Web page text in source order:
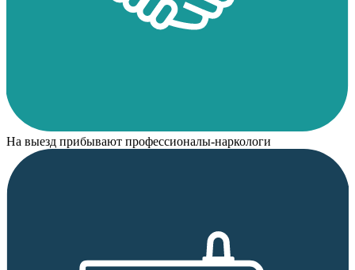
На выезд прибывают профессионалы-наркологи